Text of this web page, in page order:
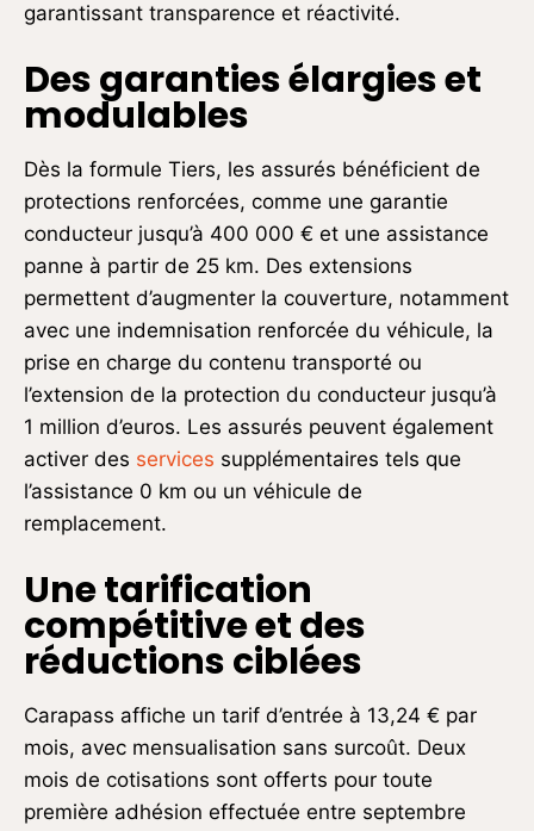
garantissant transparence et réactivité.
Des garanties élargies et
modulables
Dès la formule Tiers, les assurés bénéficient de
protections renforcées, comme une garantie
conducteur jusqu’à 400 000 € et une assistance
panne à partir de 25 km. Des extensions
permettent d’augmenter la couverture, notamment
avec une indemnisation renforcée du véhicule, la
prise en charge du contenu transporté ou
l’extension de la protection du conducteur jusqu’à
1 million d’euros. Les assurés peuvent également
activer des services supplémentaires tels que
l’assistance 0 km ou un véhicule de
remplacement.
Une tarification
compétitive et des
réductions ciblées
Carapass affiche un tarif d’entrée à 13,24 € par
mois, avec mensualisation sans surcoût. Deux
mois de cotisations sont offerts pour toute
première adhésion effectuée entre septembre